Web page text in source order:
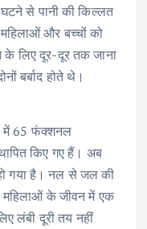
से पानी की किल्लत
और बच्चों को
के लिए दूर-दूर तक जाना
बर्बाद होते थे।
में 65 फंक्शनल
किए गए हैं। अब
हो गया है। नल से जल की
महिलाओं के जीवन में एक
लंबी दूरी तय नहीं